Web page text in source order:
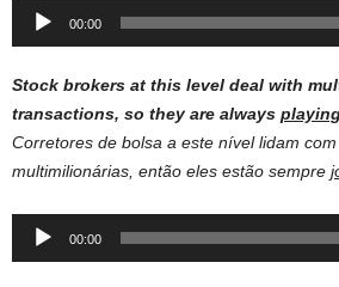
Audio
00:00
Stock brokers at this level deal with
transactions, so they are always
Corretores de bolsa a este nível lidam
multimilionárias, então eles estão sempre
Audio
00:00